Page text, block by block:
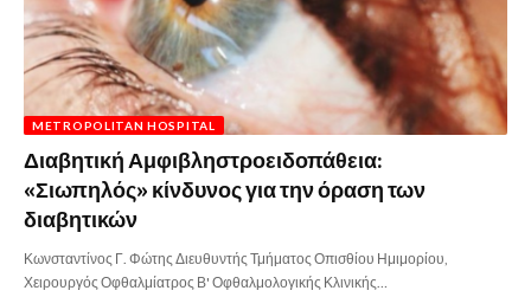
METROPOLITAN HOSPITAL
Διαβητική Αμφιβληστροειδοπάθεια:
«Σιωπηλός» κίνδυνος για την όραση των
διαβητικών
Κωνσταντίνος Γ. Φώτης Διευθυντής Τμήματος Οπισθίου Ημιμορίου,
Χειρουργός Οφθαλμίατρος Β' Οφθαλμολογικής Κλινικής…